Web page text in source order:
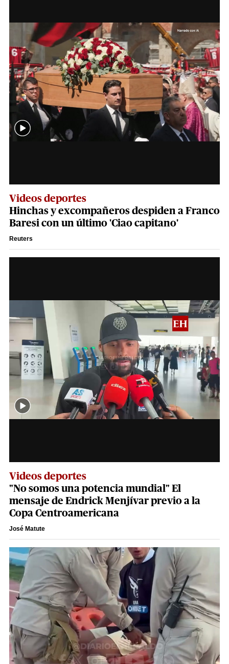
Videos deportes
Hinchas y excompañeros despiden a Franco
Baresi con un último 'Ciao capitano'
Reuters
Videos deportes
"No somos una potencia mundial" El
mensaje de Endrick Menjívar previo a la
Copa Centroamericana
José Matute